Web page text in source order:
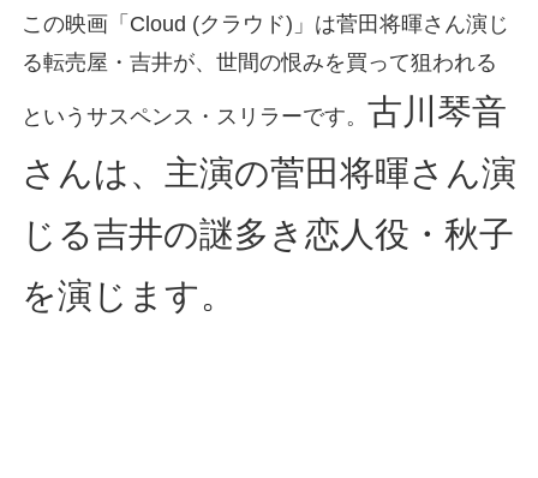
この映画「Cloud (クラウド)」は菅田将暉さん演じ
る転売屋・吉井が、世間の恨みを買って狙われる
というサスペンス・スリラーです。 古川琴音
さんは、主演の菅田将暉さん演
じる吉井の謎多き恋人役・秋子
を演じます。